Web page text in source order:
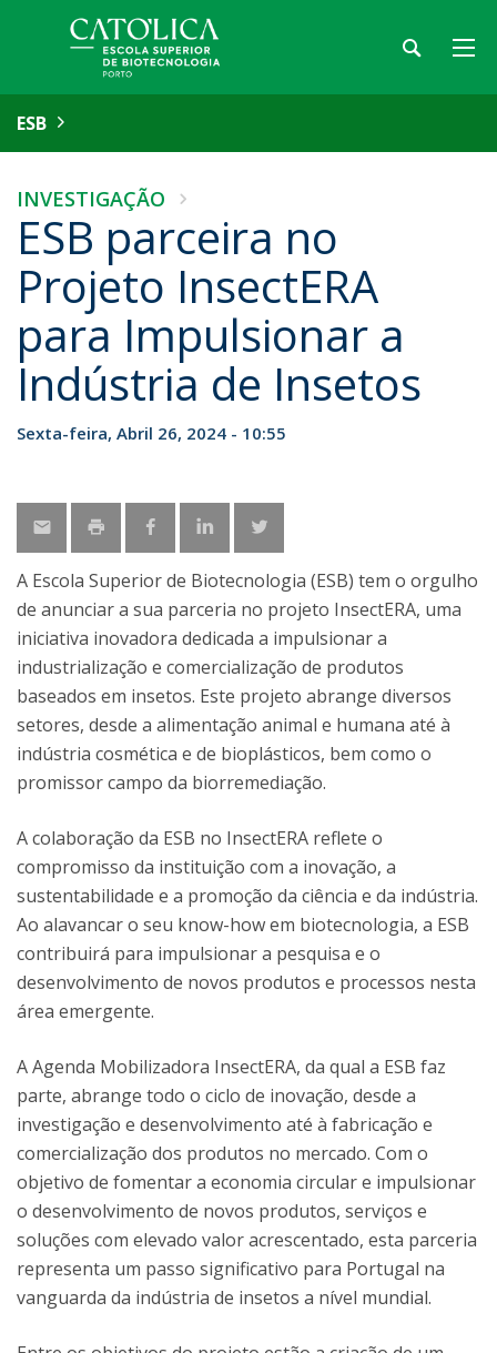
ESB
INVESTIGAÇÃO
ESB parceira no
Projeto InsectERA
para Impulsionar a
Indústria de Insetos
Sexta-feira, Abril 26, 2024 - 10:55
A Escola Superior de Biotecnologia (ESB) tem o orgulho
de anunciar a sua parceria no projeto InsectERA, uma
iniciativa inovadora dedicada a impulsionar a
industrialização e comercialização de produtos
baseados em insetos. Este projeto abrange diversos
setores, desde a alimentação animal e humana até à
indústria cosmética e de bioplásticos, bem como o
promissor campo da biorremediação.
A colaboração da ESB no InsectERA reflete o
compromisso da instituição com a inovação, a
sustentabilidade e a promoção da ciência e da indústria.
Ao alavancar o seu know-how em biotecnologia, a ESB
contribuirá para impulsionar a pesquisa e o
desenvolvimento de novos produtos e processos nesta
área emergente.
A Agenda Mobilizadora InsectERA, da qual a ESB faz
parte, abrange todo o ciclo de inovação, desde a
investigação e desenvolvimento até à fabricação e
comercialização dos produtos no mercado. Com o
objetivo de fomentar a economia circular e impulsionar
o desenvolvimento de novos produtos, serviços e
soluções com elevado valor acrescentado, esta parceria
representa um passo significativo para Portugal na
vanguarda da indústria de insetos a nível mundial.